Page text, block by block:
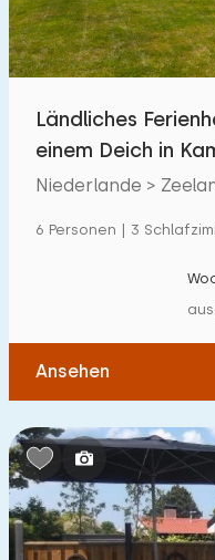
Entfernungen
Von Kamperland(max.
Zum Meer(max. km):
1 2
Zum Wasser(max. km):
1 2 5
Zu öffentlichen
Ländliches
einem Deich in
Niederlande >
6 Personen | 3
Ansehen